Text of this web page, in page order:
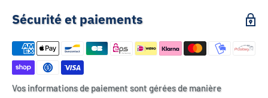
Sécurité et paiements
Vos informations de paiement sont gérées de manière